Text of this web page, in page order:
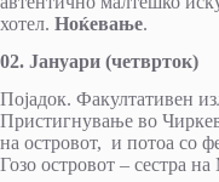
хотел. Ноќевање.
02. Јануари
Појадок. Факултативен
Пристигнување во
на островот, и потоа со
Гозо островот – сестра